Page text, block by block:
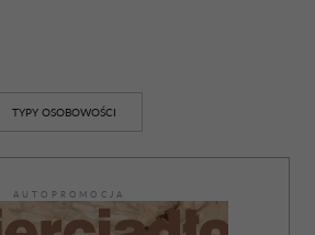
TYPY OSOBOWOŚCI
AUTOPROMOCJA